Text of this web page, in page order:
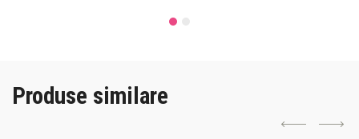
Produse similare